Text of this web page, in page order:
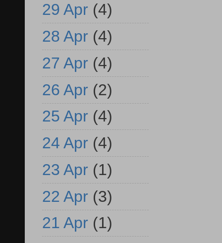
29 Apr (4)
28 Apr (4)
27 Apr (4)
26 Apr (2)
25 Apr (4)
24 Apr (4)
23 Apr (1)
22 Apr (3)
21 Apr (1)